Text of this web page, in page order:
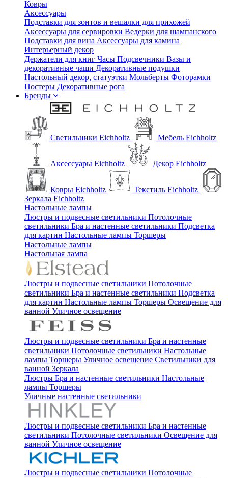
Ковры
Аксессуары
Подставки для зонтов и вешалки для прихожей
Аксессуары для сервировки Ведерки для шампанского
Подставки для вина Аксессуары для камина
Интерьерный декор
Держатели для книг Часы Подсвечники Вазы и
декоративные чаши Декоративные подушки
Настольный декор, статуэтки Мольберты Фоторамки
Постеры Декоративные рога
Бренды
Светильники Eichholtz Мебель Eichholtz
Аксессуары Eichholtz Декор Eichholtz
Ковры Eichholtz
Текстиль Eichholtz
Зеркала Eichholtz
Настольные лампы
Люстры и подвесные светильники Потолочные
светильники Бра и настенные светильники Подсветка
для картин Настольные лампы Торшеры
Настольные лампы
Настольная лампа
Люстры и подвесные светильники Потолочные
светильники Бра и настенные светильники Подсветка
для картин Настольные лампы Торшеры Освещение для
ванной Уличное освещение
Люстры и подвесные светильники Бра и настенные
светильники Потолочные светильники Настольные
лампы Торшеры Уличное освещение Светильники для
ванной Зеркала
Люстры Бра и настенные светильники Настольные
лампы Торшеры
Уличные настенные светильники
Люстры и подвесные светильники Бра и настенные
светильники Потолочные светильники Освещение для
ванной Уличное освещение
Люстры и подвесные светильники Потолочные